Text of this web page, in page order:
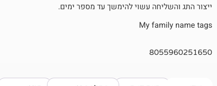
עשוי להימשך עד מספר ימים.
My